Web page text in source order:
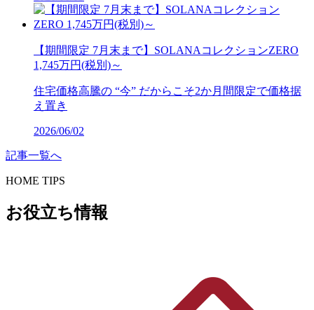
【期間限定 7月末まで】SOLANAコレクションZERO
1,745万円(税別)～
住宅価格高騰の “今” だからこそ2か月間限定で価格据
え置き
2026/06/02
記事一覧へ
HOME TIPS
お役立ち情報